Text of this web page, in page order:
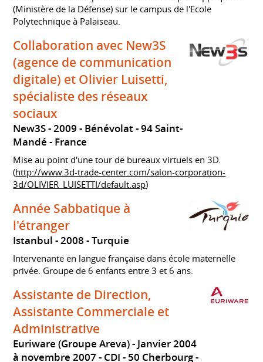
(Ministère de la Défense) sur le campus de l'Ecole
Polytechnique à Palaiseau.
Collaboration avec New3S
(agence de communication
digitale) et Olivier Luisetti,
spécialiste des réseaux
sociaux
New3S 2009 Bénévolat
94 Saint-
Mandé
France
Mise au point d'une tour de bureaux virtuels en 3D.
(http://www.3d-trade-center.com/salon-corporation-
3d/OLIVIER_LUISETTI/default.asp)
Année Sabbatique à
l'étranger
Istanbul 2008 Turquie
Intervenante en langue française dans école maternelle
privée. Groupe de 6 enfants entre 3 et 6 ans.
Assistante de Direction,
Assistante Commerciale et
Administrative
Euriware (Groupe Areva)
Janvier 2004
à novembre 2007 CDI 50 Cherbourg